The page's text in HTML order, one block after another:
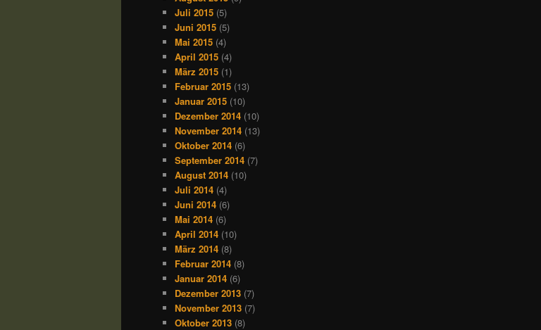
Juli 2015 (5)
Juni 2015 (5)
Mai 2015 (4)
April 2015 (4)
März 2015 (1)
Februar 2015 (13)
Januar 2015 (10)
Dezember 2014 (10)
November 2014 (13)
Oktober 2014 (6)
September 2014 (7)
August 2014 (10)
Juli 2014 (4)
Juni 2014 (6)
Mai 2014 (6)
April 2014 (10)
März 2014 (8)
Februar 2014 (8)
Januar 2014 (6)
Dezember 2013 (7)
November 2013 (7)
Oktober 2013 (8)